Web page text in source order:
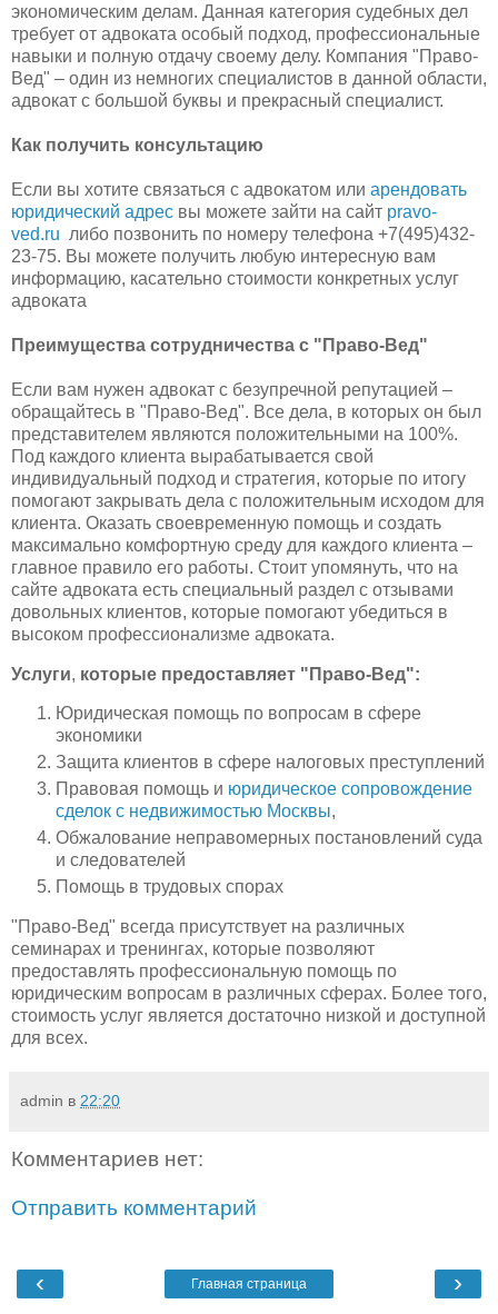
экономическим делам. Данная категория судебных дел
требует от адвоката особый подход, профессиональные
навыки и полную отдачу своему делу. Компания "Право-
Вед" – один из немногих специалистов в данной области,
адвокат с большой буквы и прекрасный специалист.
Как получить консультацию
Если вы хотите связаться с адвокатом или арендовать
юридический адрес вы можете зайти на сайт pravo-
ved.ru либо позвонить по номеру телефона +7(495)432-
23-75. Вы можете получить любую интересную вам
информацию, касательно стоимости конкретных услуг
адвоката
Преимущества сотрудничества с "Право-Вед"
Если вам нужен адвокат с безупречной репутацией –
обращайтесь в "Право-Вед". Все дела, в которых он был
представителем являются положительными на 100%.
Под каждого клиента вырабатывается свой
индивидуальный подход и стратегия, которые по итогу
помогают закрывать дела с положительным исходом для
клиента. Оказать своевременную помощь и создать
максимально комфортную среду для каждого клиента –
главное правило его работы. Стоит упомянуть, что на
сайте адвоката есть специальный раздел с отзывами
довольных клиентов, которые помогают убедиться в
высоком профессионализме адвоката.
Услуги, которые предоставляет "Право-Вед":
Юридическая помощь по вопросам в сфере
экономики
Защита клиентов в сфере налоговых преступлений
Правовая помощь и юридическое сопровождение
сделок с недвижимостью Москвы,
Обжалование неправомерных постановлений суда
и следователей
Помощь в трудовых спорах
"Право-Вед" всегда присутствует на различных
семинарах и тренингах, которые позволяют
предоставлять профессиональную помощь по
юридическим вопросам в различных сферах. Более того,
стоимость услуг является достаточно низкой и доступной
для всех.
admin в 22:20
Комментариев нет:
Отправить комментарий
‹ ›
Главная страница